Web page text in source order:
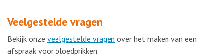
Veelgestelde vragen
Bekijk onze veelgestelde vragen over het maken van een
afspraak voor bloedprikken.